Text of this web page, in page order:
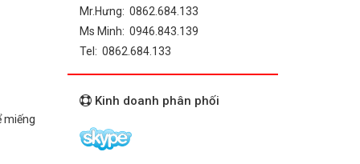
miếng
Mr.Hưng: 0862.684.133
Ms Minh: 0946.843.139
Tel: 0862.684.133
Kinh doanh phân phối